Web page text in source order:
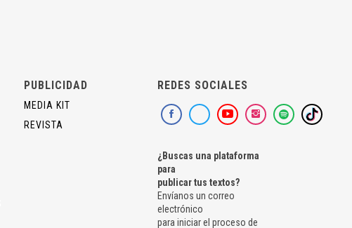
PUBLICIDAD
MEDIA KIT
REVISTA
REDES SOCIALES
¿Buscas una plataforma
para
publicar tus textos?
Envíanos un correo
electrónico
para iniciar el proceso de